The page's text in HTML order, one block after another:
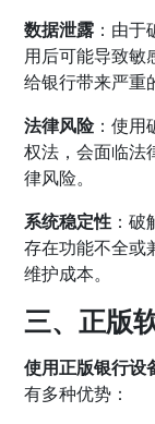
数据泄露 ：由
用后可能导致敏
给银行带来严重
法律风险：使用
权法，会面临法
律风险。
系统稳定性：破
存在功能不全或
维护成本。
三、正版
使用正版银行设
有多种优势：